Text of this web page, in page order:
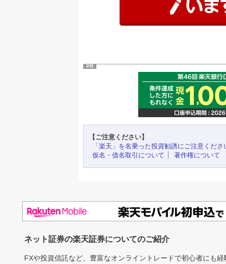
PR
【ご注意ください】
「楽天」を名乗った投資勧誘にご注意くださ
仮名・借名取引について
著作権について
ネット証券の楽天証券についてのご紹介
FXや投資信託など、豊富なオンライントレードで初心者にも